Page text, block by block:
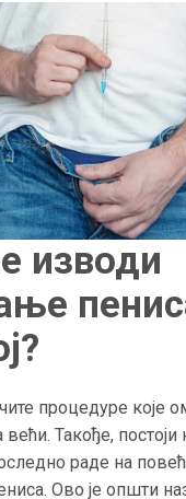
изводи
процедуре које
Такође,
раде на
Ово је општи